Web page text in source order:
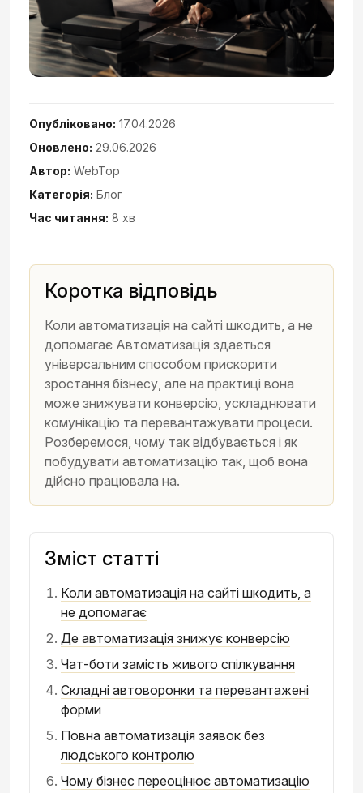
Опубліковано: 17.04.2026
Оновлено: 29.06.2026
Автор: WebTop
Категорія: Блог
Час читання: 8 хв
Коротка відповідь
Коли автоматизація на сайті шкодить, а не
допомагає Автоматизація здається
універсальним способом прискорити
зростання бізнесу, але на практиці вона
може знижувати конверсію, ускладнювати
комунікацію та перевантажувати процеси.
Розберемося, чому так відбувається і як
побудувати автоматизацію так, щоб вона
дійсно працювала на.
Зміст статті
Коли автоматизація на сайті шкодить, а
не допомагає
Де автоматизація знижує конверсію
Чат-боти замість живого спілкування
Складні автоворонки та перевантажені
форми
Повна автоматизація заявок без
людського контролю
Чому бізнес переоцінює автоматизацію